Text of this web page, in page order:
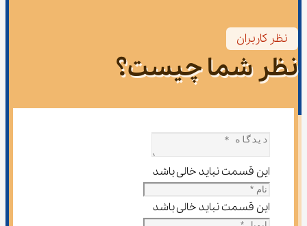
نظر کاربران
نظر شما چیست؟
این قسمت نباید خالی باشد
این قسمت نباید خالی باشد